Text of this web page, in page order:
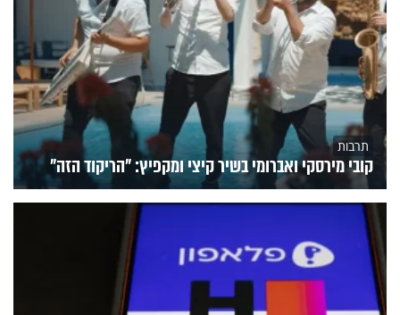
תרבות
קובי מירסקי ואברומי בשיר קיצי ומקפיץ: "הריקוד הזה"